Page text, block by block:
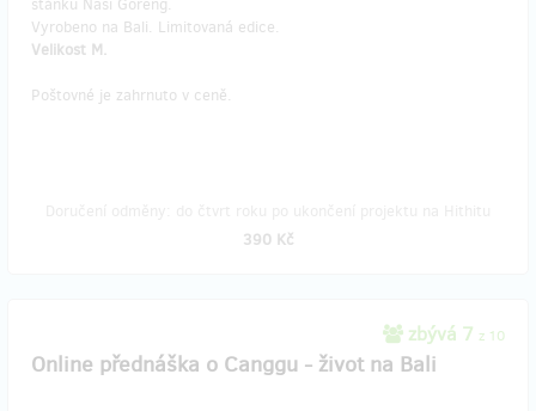
stánku Nasi Goreng.
Vyrobeno na Bali. Limitovaná edice.
Velikost M.
Poštovné je zahrnuto v ceně.
390 Kč
zbývá 7 z 10
Online přednáška o Canggu - život na Bali